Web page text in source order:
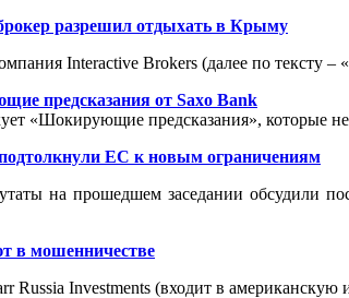
разрешил отдыхать в Крыму
Interactive Brokers (далее по тексту
предсказания от Saxo Bank
«Шокирующие предсказания», которые
ЕС к новым ограничениям
на прошедшем заседании обсудили
в мошенничестве
Russia Investments (входит в